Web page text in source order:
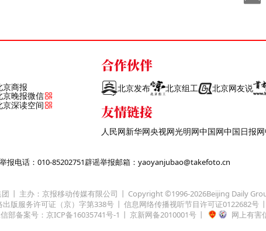
京商报
京晚报微信
京深读空间
合作伙伴
北京发布 北京组工 北京网友说
友情链接
人民网新华网央视网光明网中国网中国日报网
报电话：010-85202751辟谣举报邮箱：yaoyanjubao@takefoto.cn
主办：京报移动传媒有限公司 Copyright ©1996-2026Beijing Daily
出版服务许可证（京）字第338号
信息网络传播视听节目许可证0122682号
部备案号：京ICP备16035741号-1 京新网备2010001号 网上有害